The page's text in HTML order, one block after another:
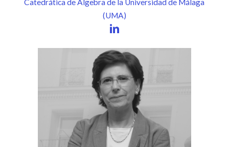
Catedrática de Álgebra de la Universidad de Málaga
(UMA)